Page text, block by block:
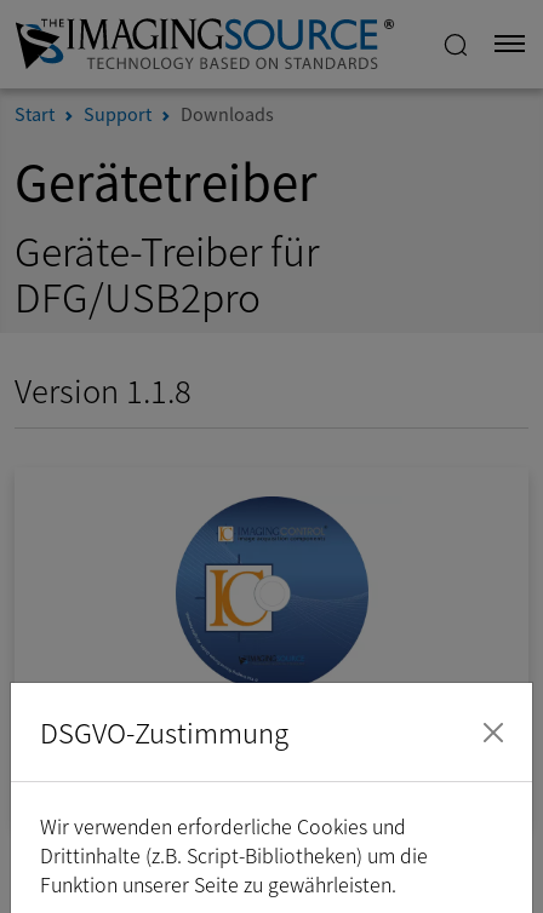
Start Support Downloads
Gerätetreiber
Geräte-Treiber für
DFG/USB2pro
Version 1.1.8
Geräte-Treiber für den Video-to-USB Konverter
DFG/USB2pro, hergestellet von The Imaging
Source.
Platform:
Windows
DSGVO-Zustimmung
Wir verwenden erforderliche Cookies und
Drittinhalte (z.B. Script-Bibliotheken) um die
Funktion unserer Seite zu gewährleisten.